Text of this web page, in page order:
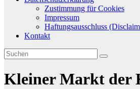
Zustimmung für Cookies
Impressum
Haftungsausschluss
Kontakt
Kleiner Markt der